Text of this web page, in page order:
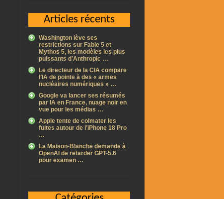
Articles récents
Washington lève ses
restrictions sur Fable 5 et
Mythos 5, les modèles les plus
puissants d’Anthropic …
Le directeur de la CIA compare
l’IA de pointe à des « armes
nucléaires numériques » …
Google va lancer ses résumés
par IA en France, nuage noir en
vue pour les médias …
Apple tente de colmater les
fuites autour de l’iPhone 18 Pro
…
La Maison-Blanche demande à
OpenAI de retarder GPT-5.6
pour examen …